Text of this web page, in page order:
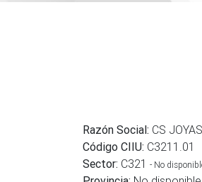
Razón Social: CS
Código CIIU: C3211.01
Sector: C321 - No